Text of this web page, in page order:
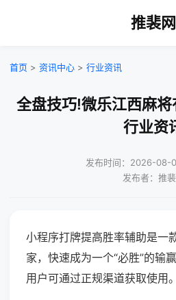
推裴网
首页 > 资讯中心 > 行业资讯
全盘技巧!微乐江西麻
行业资
发布时间：2026-08-
发布者：推
小程序打牌提高胜率辅助是一
家，快速成为一个“必胜”的输
用户可通过正规渠道获取使用。